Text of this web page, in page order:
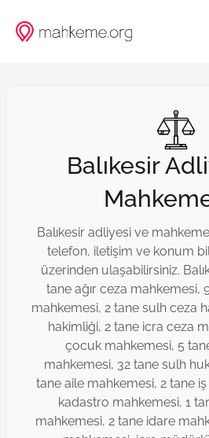
atla
Balıkesir
Balıkesir adliyesi ve
telefon, iletişim ve konum
üzerinden ulaşabilirsiniz.
tane ağır ceza mahkemesi,
mahkemesi, 2 tane sulh ceza
hakimliği, 2 tane icra ceza
çocuk mahkemesi, 5
mahkemesi, 32 tane sulh
tane aile mahkemesi, 2 tane
kadastro mahkemesi, 1
mahkemesi, 2 tane idare